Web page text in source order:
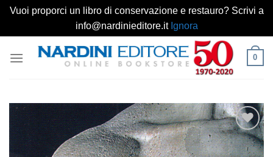
Vuoi proporci un libro di conservazione e restauro? Scrivi a
info@nardinieditore.it Ignora
0